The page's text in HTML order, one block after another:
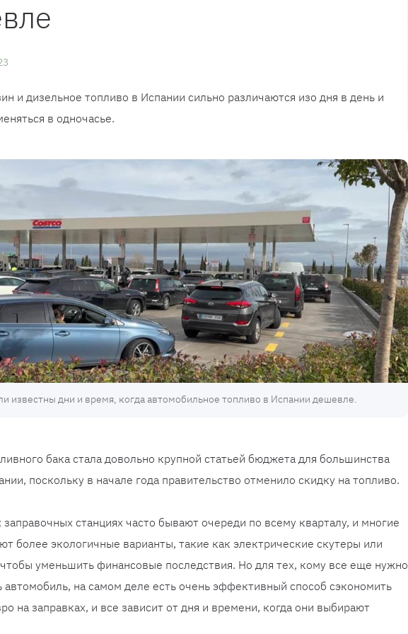
и дизельное топливо в Испании сильно различаются изо дня в день и
в одночасье.
известны дни и время, когда автомобильное топливо в Испании дешевле.
бака стала довольно крупной статьей бюджета для большинства
поскольку в начале года правительство отменило скидку на топливо.
заправочных станциях часто бывают очереди по всему кварталу, и многие
более экологичные варианты, такие как электрические скутеры или
уменьшить финансовые последствия. Но для тех, кому все еще нужно
автомобиль, на самом деле есть очень эффективный способ сэкономить
на заправках, и все зависит от дня и времени, когда они выбирают